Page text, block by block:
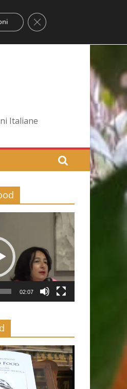
Italiane
02:07
Close GDPR Cookie Banner